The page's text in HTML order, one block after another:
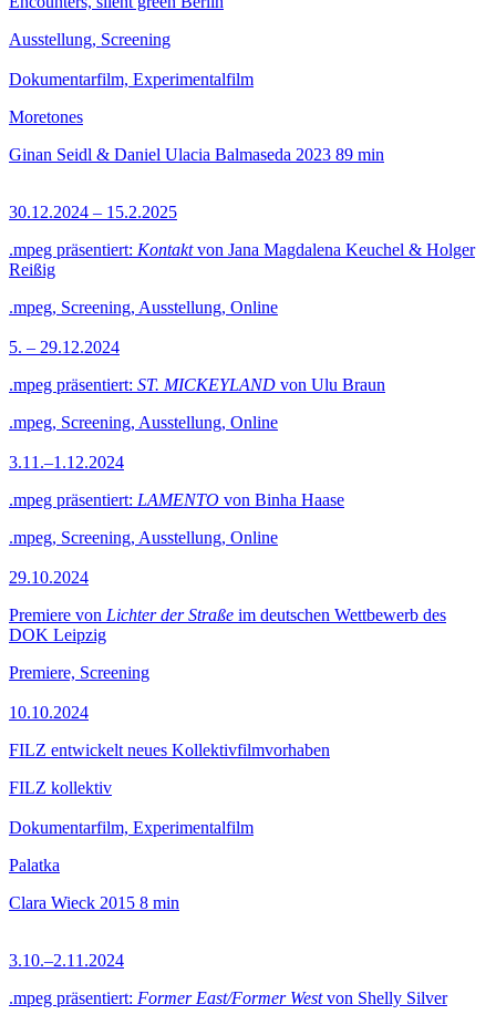
Ausstellung, Screening
Dokumentarfilm, Experimentalfilm
Moretones
Ginan Seidl & Daniel Ulacia Balmaseda 2023 89 min
30.12.2024 – 15.2.2025
.mpeg präsentiert: Kontaktvon Jana Magdalena Keuchel & Holger
Reißig
.mpeg, Screening, Ausstellung, Online
5. – 29.12.2024
.mpeg präsentiert: ST. MICKEYLAND von Ulu Braun
.mpeg, Screening, Ausstellung, Online
3.11.–1.12.2024
.mpeg präsentiert: LAMENTO von Binha Haase
.mpeg, Screening, Ausstellung, Online
29.10.2024
Premiere von Lichter der Straße im deutschen Wettbewerb des
DOK Leipzig
Premiere, Screening
10.10.2024
FILZ entwickelt neues Kollektivfilmvorhaben
FILZ kollektiv
Dokumentarfilm, Experimentalfilm
Palatka
Clara Wieck 2015 8 min
3.10.–2.11.2024
.mpeg präsentiert: Former East/Former Westvon Shelly Silver